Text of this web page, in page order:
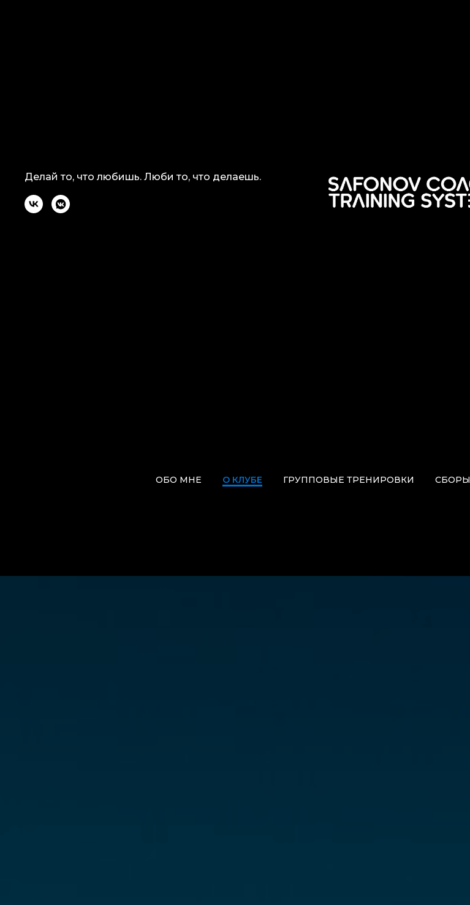
Делай то, что любишь. Люби то, что делаешь.
ОБО МНЕ О КЛУБЕ ГРУППОВЫЕ ТРЕНИРОВКИ СБОРЫ